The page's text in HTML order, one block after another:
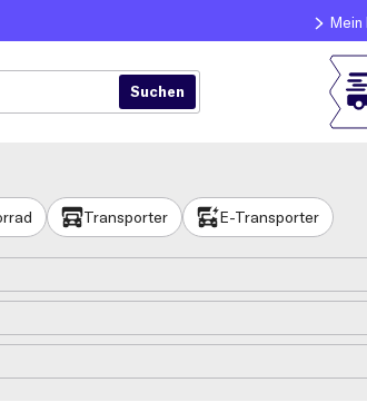
Mein
Transporter E-Transporter